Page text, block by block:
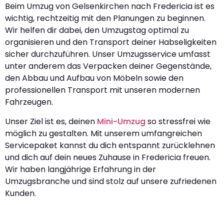
Beim Umzug von Gelsenkirchen nach Fredericia ist es
wichtig, rechtzeitig mit den Planungen zu beginnen.
Wir helfen dir dabei, den Umzugstag optimal zu
organisieren und den Transport deiner Habseligkeiten
sicher durchzuführen. Unser Umzugsservice umfasst
unter anderem das Verpacken deiner Gegenstände,
den Abbau und Aufbau von Möbeln sowie den
professionellen Transport mit unseren modernen
Fahrzeugen.
Unser Ziel ist es, deinen Mini-Umzug so stressfrei wie
möglich zu gestalten. Mit unserem umfangreichen
Servicepaket kannst du dich entspannt zurücklehnen
und dich auf dein neues Zuhause in Fredericia freuen.
Wir haben langjährige Erfahrung in der
Umzugsbranche und sind stolz auf unsere zufriedenen
Kunden.